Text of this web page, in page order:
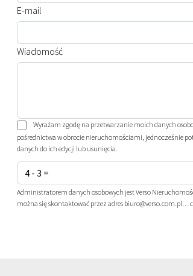
E-mail
Wiadomość
Wyrażam zgodę na przetwarzanie moich danych
pośrednictwa w obrocie nieruchomościami, jednocześnie
danych do ich edycji lub usunięcia.
Administratorem danych osobowych jest Verso
można się skontaktować przez adres biuro@verso.com.pl…